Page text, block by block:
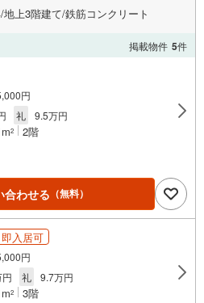
地上3階建て/鉄筋コンクリート
掲載物件 5件
円
礼 9.5万円
2 2階
合わせる （無料）
即入居可
円
礼 9.7万円
2 3階